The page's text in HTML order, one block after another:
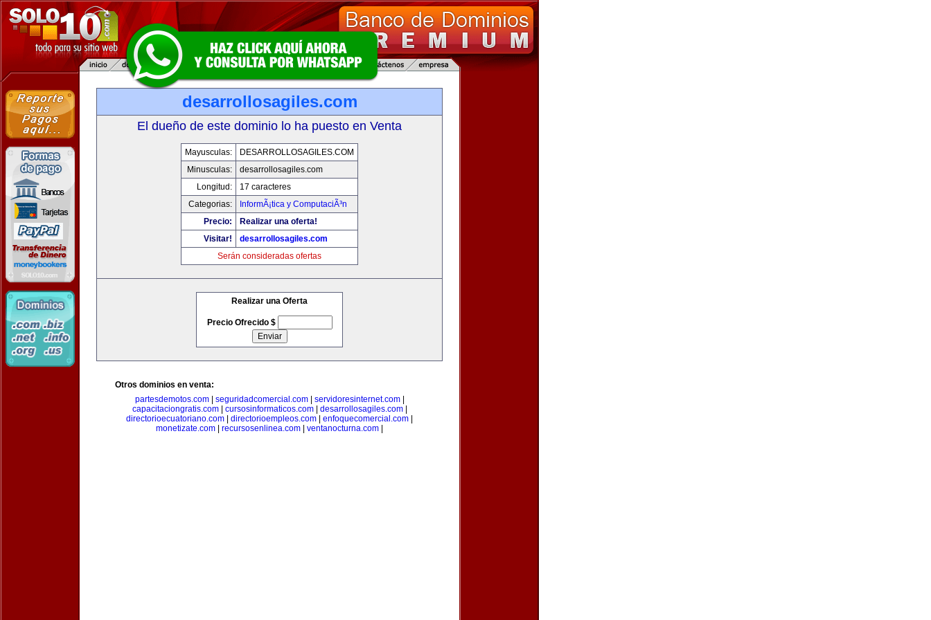
desarrollosagiles.com
El dueño de este dominio lo ha puesto en Venta
Mayusculas:
DESARROLLOSAGILES.COM
Minusculas:
desarrollosagiles.com
Longitud:
17 caracteres
Categorias:
InformÃ¡tica y ComputaciÃ³n
Precio:
Realizar una oferta!
Visitar!
desarrollosagiles.com
Serán consideradas ofertas
Realizar una Oferta
Precio Ofrecido $
Otros dominios en venta:
partesdemotos.com| seguridadcomercial.com| servidoresinternet.com|
capacitaciongratis.com| cursosinformaticos.com| desarrollosagiles.com|
directorioecuatoriano.com
directorioempleos.com enfoquecomercial.com
monetizate.com
recursosenlinea.com ventanocturna.com